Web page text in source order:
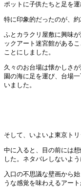
ポットに子供たちと足を運
特に印象的だったのが、
ふとカラクリ屋敷に興味
ックアート迷宮館がある
ことにしました。
久々のお台場は懐かしさ
園の海に足を運び、台場
いました。
そして、いよいよ東京ト
中に入ると、目の前には
した。ネタバレしないよ
入口の不思議な壁画から
うな感覚を味わえるアー